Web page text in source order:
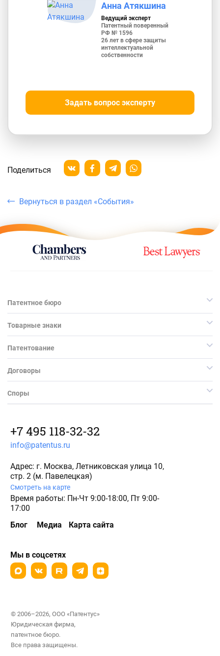
Анна Атякшина
Ведущий эксперт
Патентный поверенный
РФ № 1596
26 лет в сфере защиты
интеллектуальной
собственности
Задать вопрос эксперту
Поделиться
Вернуться в раздел «События»
Патентное бюро
Товарные знаки
Патентование
Договоры
Споры
+7 495 118-32-32
info@patentus.ru
Адрес: г. Москва, Летниковская улица 10,
стр. 2 (м. Павелецкая)
Смотреть на карте
Время работы: Пн-Чт 9:00-18:00, Пт 9:00-
17:00
Блог
Медиа Карта сайта
Мы в соцсетях
© 2006–2026, ООО «Патентус»
Юридическая фирма,
патентное бюро.
Все права защищены.